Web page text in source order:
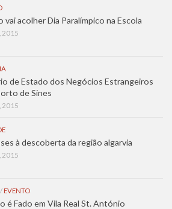
vai acolher Dia Paralímpico na Escola
2015
de Estado dos Negócios Estrangeiros
de Sines
2015
à descoberta da região algarvia
2015
/ EVENTO
é Fado em Vila Real St. António